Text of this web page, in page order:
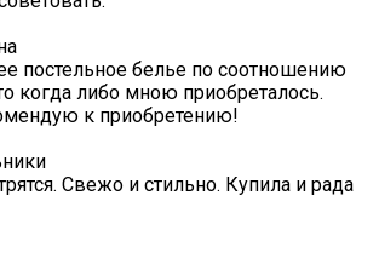
постельное белье по соотношению
когда либо мною приобреталось.
к приобретению!
Свежо и стильно. Купила и рада